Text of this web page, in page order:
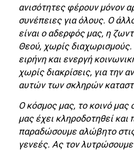
ανισότητες φέρουν μόνον
συνέπειες για όλους. Ο
είναι ο αδερφός μας, η
Θεού, χωρίς
ειρήνη και ενεργή
χωρίς διακρίσεις, για την
αυτών των σκληρών
Ο κόσμος μας, το κοινό μας
μας έχει κληροδοτηθεί και
παραδώσουμε αλώβητο
γενεές. Ας τον